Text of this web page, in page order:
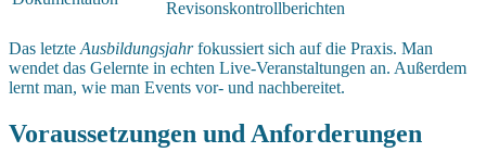
Revisonskontrollberichten
Das letzte Ausbildungsjahrfokussiert sich auf die Praxis. Man
wendet das Gelernte in echten Live-Veranstaltungen an. Außerdem
lernt man, wie man Events vor- und nachbereitet.
Voraussetzungen und Anforderungen